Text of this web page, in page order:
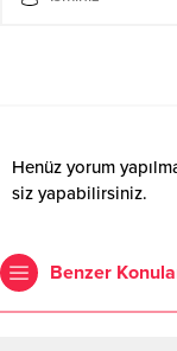
Henüz yorum
siz yapabilirsiniz.
Benzer